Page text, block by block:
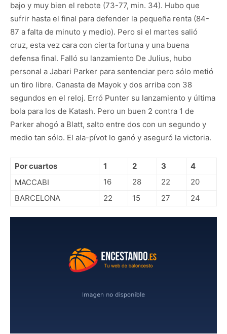
bajo y muy bien el rebote (73-77, min. 34). Hubo que
sufrir hasta el final para defender la pequeña renta (84-
87 a falta de minuto y medio). Pero si el martes salió
cruz, esta vez cara con cierta fortuna y una buena
defensa final. Falló su lanzamiento De Julius, hubo
personal a Jabari Parker para sentenciar pero sólo metió
un tiro libre. Canasta de Mayok y dos arriba con 38
segundos en el reloj. Erró Punter su lanzamiento y última
bola para los de Katash. Pero un buen 2 contra 1 de
Parker ahogó a Blatt, salto entre dos con un segundo y
medio tan sólo. El ala-pívot lo ganó y aseguró la victoria.
Por cuartos 1 2 3
4
MACCABI
16 28 22
20
BARCELONA
22 15 27 24